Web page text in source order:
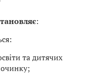
:
та дитячих